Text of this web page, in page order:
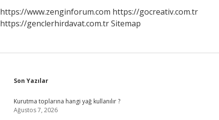
Anlama
Gelir
https://www.zenginforum.com https://gocreativ.com.tr
https://genclerhirdavat.com.trSitemap
Sidebar
Son Yazılar
Kurutma toplarına hangi yağ kullanılır ?
Ağustos 7, 2026